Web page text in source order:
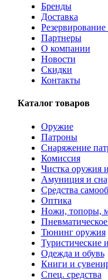
Бренды
Доставка
Резервирование
Партнеры
О компании
Новости
Скидки
Контакты
Каталог товаров
Оружие
Патроны
Снаряжение
Комиссия
Чистка оружия
Амуниция и
Средства
Оптика
Ножи, топоры,
Тюнинг оружия
Туристические
Одежда и обувь
Книги и
Спец. средства